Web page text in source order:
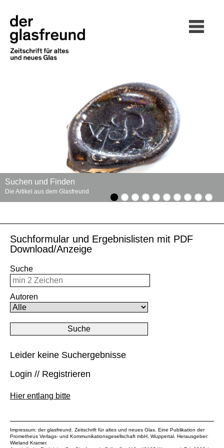
Suchen und Finden
Die Artikel aus dem Glasfreund
Suchformular und Ergebnislisten mit PDF
Download/Anzeige
Suche
Autoren
Leider keine Suchergebnisse
Login // Registrieren
Hier entlang bitte
Impressum: der glasfreund. Zeitschrift für altes und neues Glas. Eine Publikation der
Prometheus Verlags- und Kommunikationsgesellschaft mbH , Wuppertal. Herausgeber:
Wieland Kramer.